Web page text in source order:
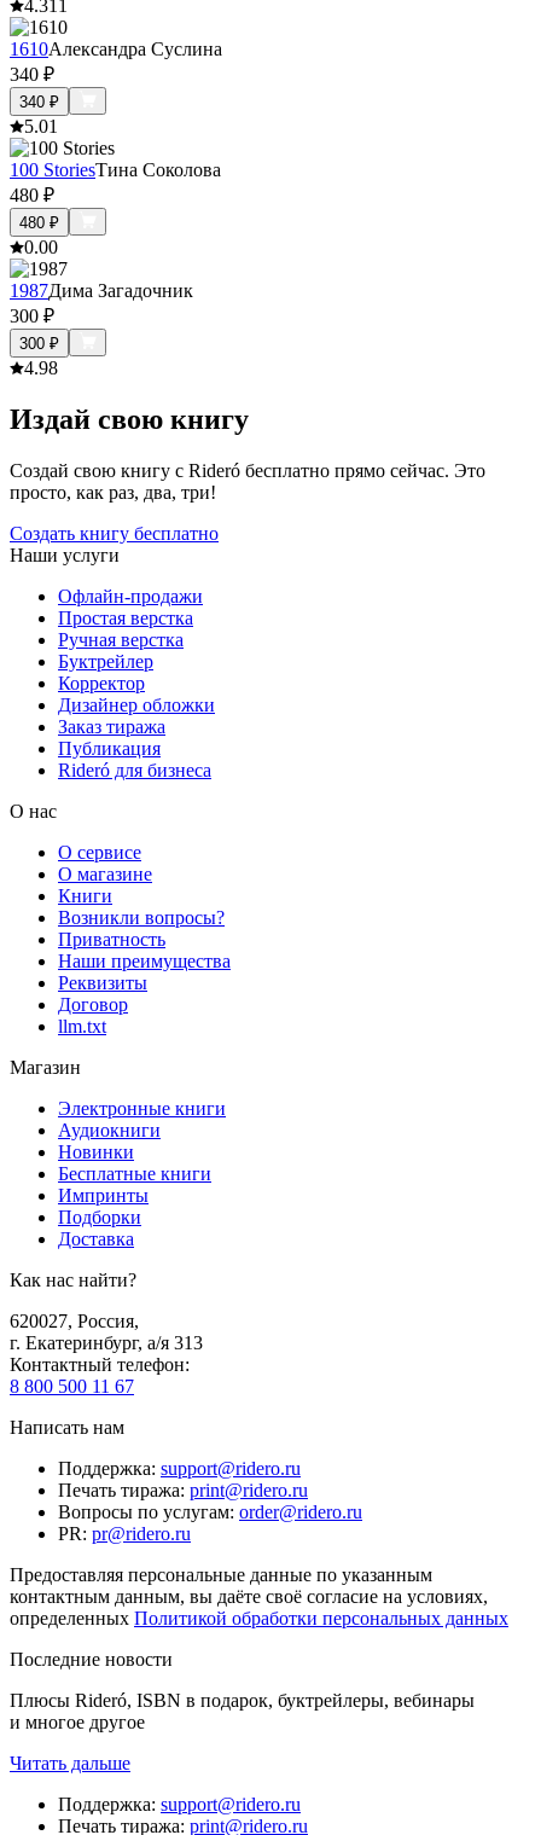
4.311
1610Александра Суслина
340 ₽
340 ₽
5.01
100 StoriesТина Соколова
480 ₽
480 ₽
0.00
1987Дима Загадочник
300 ₽
300 ₽
4.98
Издай свою книгу
Создай свою книгу с Rideró бесплатно прямо сейчас. Это
просто, как раз, два, три!
Создать книгу бесплатно
Наши услуги
Офлайн-продажи
Простая верстка
Ручная верстка
Буктрейлер
Корректор
Дизайнер обложки
Заказ тиража
Публикация
Rideró для бизнеса
О нас
О сервисе
О магазине
Книги
Возникли вопросы?
Приватность
Наши преимущества
Реквизиты
Договор
llm.txt
Магазин
Электронные книги
Аудиокниги
Новинки
Бесплатные книги
Импринты
Подборки
Доставка
Как нас найти?
620027, Россия,
г. Екатеринбург, а/я 313
Контактный телефон:
8 800 500 11 67
Написать нам
Поддержка: support@ridero.ru
Печать тиража: print@ridero.ru
Вопросы по услугам: order@ridero.ru
PR: pr@ridero.ru
Предоставляя персональные данные по указанным
контактным данным, вы даёте своё согласие на условиях,
определенных Политикой обработки персональных данных
Последние новости
Плюсы Rideró, ISBN в подарок, буктрейлеры, вебинары
и многое другое
Читать дальше
Поддержка: support@ridero.ru
Печать тиража: print@ridero.ru